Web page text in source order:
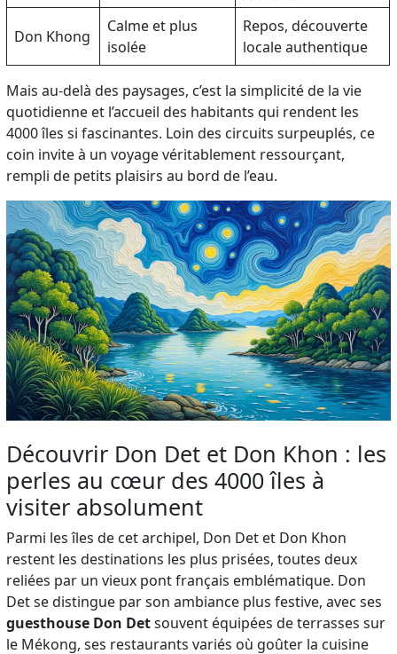
Don Khong
Calme et plus
isolée
Repos, découverte
locale authentique
Mais au-delà des paysages, c’est la simplicité de la vie
quotidienne et l’accueil des habitants qui rendent les
4000 îles si fascinantes. Loin des circuits surpeuplés, ce
coin invite à un voyage véritablement ressourçant,
rempli de petits plaisirs au bord de l’eau.
Découvrir Don Det et Don Khon : les
perles au cœur des 4000 îles à
visiter absolument
Parmi les îles de cet archipel, Don Det et Don Khon
restent les destinations les plus prisées, toutes deux
reliées par un vieux pont français emblématique. Don
Det se distingue par son ambiance plus festive, avec ses
guesthouse Don Detsouvent équipées de terrasses sur
le Mékong, ses restaurants variés où goûter la cuisine